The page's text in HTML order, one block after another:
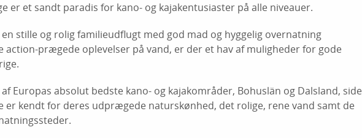
er et sandt paradis for kano- og kajakentusiaster på alle niveauer.
stille og rolig familieudflugt med god mad og hyggelig overnatning
action-prægede oplevelser på vand, er der et hav af muligheder for gode
Europas absolut bedste kano- og kajakområder, Bohuslän og Dalsland, side
er kendt for deres udprægede naturskønhed, det rolige, rene vand samt de